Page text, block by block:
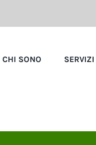
CHI SONO SERVIZI